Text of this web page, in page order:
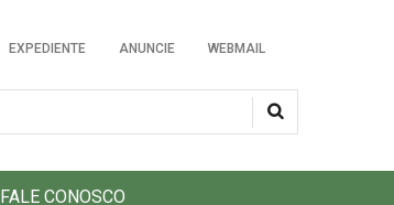
EXPEDIENTE ANUNCIE WEBMAIL
FALE CONOSCO